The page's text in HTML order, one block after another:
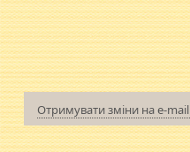
Отримувати зміни на e-mail